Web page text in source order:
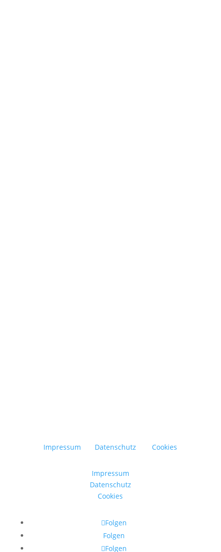
Impressum Datenschutz Cookies
Impressum
Datenschutz
Cookies
Folgen
Folgen
Folgen